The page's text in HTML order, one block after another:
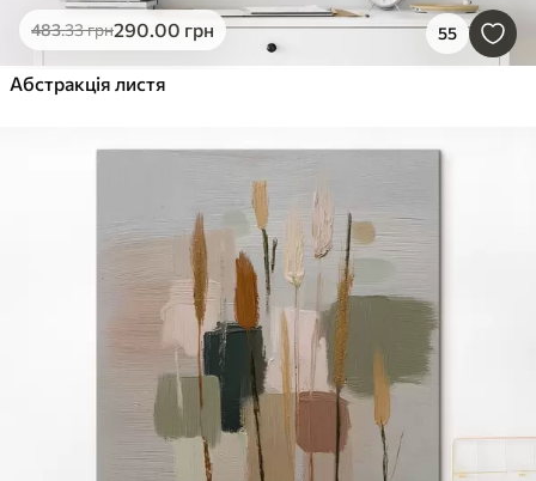
483.33грн290.00 грн 55
Абстракція листя